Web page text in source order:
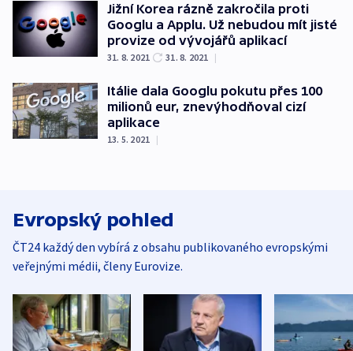
Jižní Korea rázně zakročila proti
Googlu a Applu. Už nebudou mít jisté
provize od vývojářů aplikací
31. 8. 2021 31. 8. 2021 |
Itálie dala Googlu pokutu přes 100
milionů eur, znevýhodňoval cizí
aplikace
13. 5. 2021 |
Evropský pohled
ČT24 každý den vybírá z obsahu publikovaného evropskými
veřejnými médii, členy Eurovize.